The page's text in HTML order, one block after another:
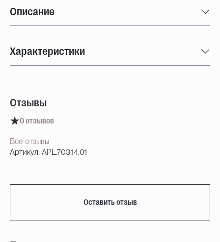
Описание
Характеристики
Отзывы
0 отзывов
Все отзывы
Артикул: APL.703.14.01
Оставить отзыв